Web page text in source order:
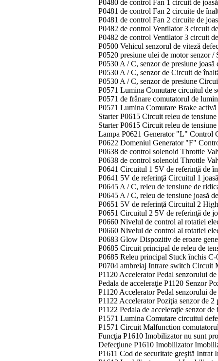
P0480 de control Fan 1 circuit de
P0481 de control Fan 2 circuite de
P0481 de control Fan 2 circuite de
P0482 de control Ventilator 3 circuit
P0482 de control Ventilator 3 circuit
P0500 Vehicul senzorul de viteză
P0520 presiune ulei de motor senzor
P0530 A / C, senzor de presiune
P0530 A / C, senzor de Circuit de
P0530 A / C, senzor de presiune
P0571 Lumina Comutare circuitul de
P0571 de frânare comutatorul de
P0571 Lumina Comutare Brake
Starter P0615 Circuit releu de
Starter P0615 Circuit releu de
Lampa P0621 Generator "L" Control
P0622 Domeniul Generator "F"
P0638 de control solenoid Throttle
P0638 de control solenoid Throttle
P0641 Circuitul 1 5V de referinţă de
P0641 5V de referinţă Circuitul 1
P0645 A / C, releu de tensiune de
P0645 A / C, releu de tensiune joasă
P0651 5V de referinţă Circuitul 2
P0651 Circuitul 2 5V de referinţă de
P0660 Nivelul de control al rotatiei
P0660 Nivelul de control al rotatiei
P0683 Glow Dispozitiv de eroare
P0685 Circuit principal de releu de
P0685 Releu principal Stuck închis C-
P0704 ambreiaj Intrare switch
P1120 Accelerator Pedal senzorului
Pedala de acceleraţie P1120 Senzor
P1120 Accelerator Pedal senzorului
P1122 Accelerator Poziţia senzor de
P1122 Pedala de acceleraţie senzor
P1571 Lumina Comutare circuitul
P1571 Circuit Malfunction
Funcţia P1610 Imobilizator nu sunt
Defecţiune P1610 Imobilizator
P1611 Cod de securitate greşită Intrat